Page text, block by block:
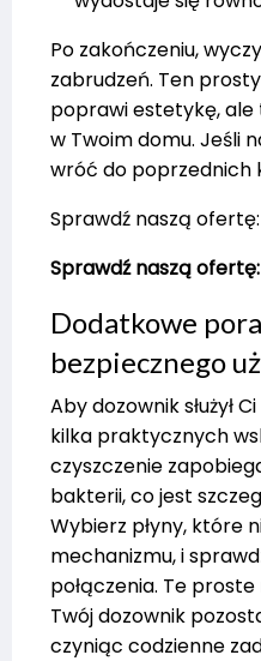
Po zakończeniu,
zabrudzeń. Ten
poprawi estetykę, ale
w Twoim domu. Jeśli
wróć do poprzednich
Sprawdź naszą ofertę:
Sprawdź naszą ofertę:
Dodatkowe
bezpiecznego
Aby dozownik służył
kilka praktycznych
czyszczenie
bakterii, co jest
Wybierz płyny, które
mechanizmu, i
połączenia. Te
Twój dozownik
czyniąc codzienne